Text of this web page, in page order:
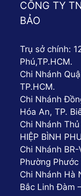
CÔNG TY
BẢO
Trụ sở chính:
Phú,TP.HCM.
Chi Nhánh
TP.HCM.
Chi Nhánh
Hóa An, TP.
Chi Nhánh
HIỆP BÌNH
Chi Nhánh
Phường Phước
Chi Nhánh Hà
Bắc Linh Đàm